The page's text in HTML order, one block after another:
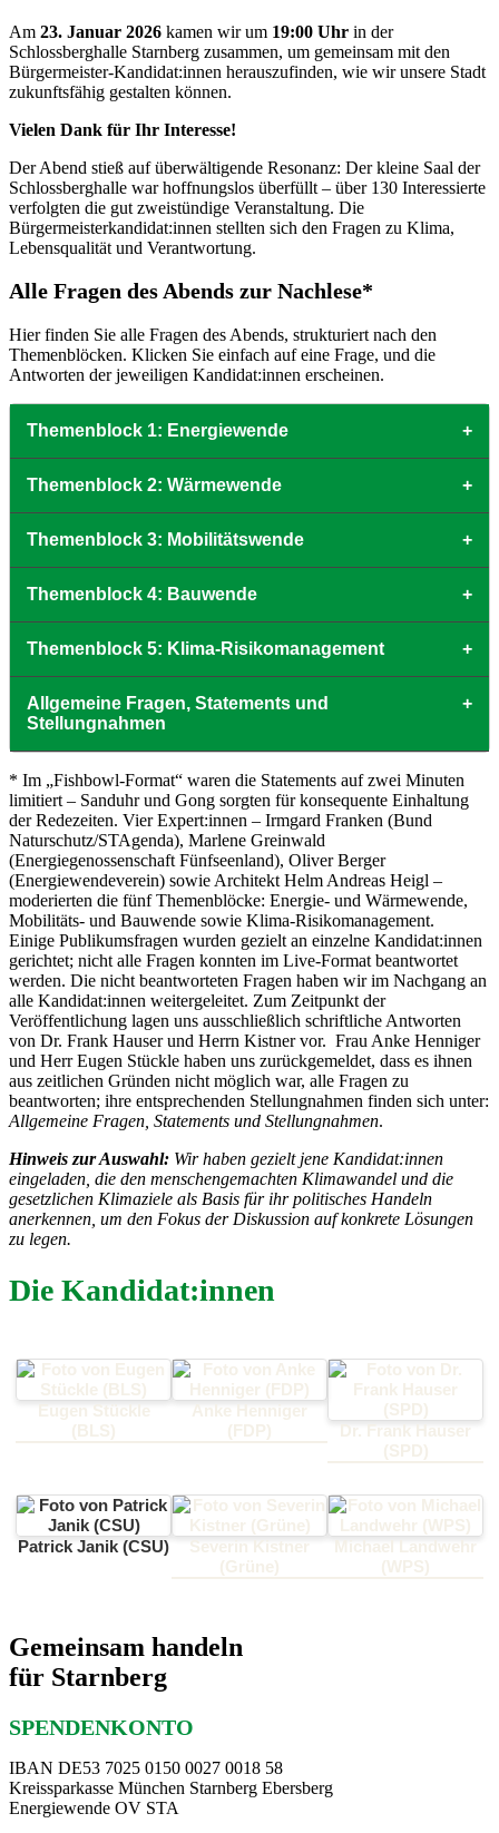
Am 23. Januar 2026 kamen wir um 19:00 Uhr in der
Schlossberghalle Starnberg zusammen, um gemeinsam mit den
Bürgermeister-Kandidat:innen herauszufinden, wie wir unsere Stadt
zukunftsfähig gestalten können.
Vielen Dank für Ihr Interesse!
Der Abend stieß auf überwältigende Resonanz: Der kleine Saal der
Schlossberghalle war hoffnungslos überfüllt – über 130 Interessierte
verfolgten die gut zweistündige Veranstaltung. Die
Bürgermeisterkandidat:innen stellten sich den Fragen zu Klima,
Lebensqualität und Verantwortung.
Alle Fragen des Abends zur Nachlese*
Hier finden Sie alle Fragen des Abends, strukturiert nach den
Themenblöcken. Klicken Sie einfach auf eine Frage, und die
Antworten der jeweiligen Kandidat:innen erscheinen.
Themenblock 1: Energiewende +
Themenblock 2: Wärmewende +
Themenblock 3: Mobilitätswende +
Themenblock 4: Bauwende +
Themenblock 5: Klima-Risikomanagement +
Allgemeine Fragen, Statements und
Stellungnahmen
+
* Im „Fishbowl-Format“ waren die Statements auf zwei Minuten
limitiert – Sanduhr und Gong sorgten für konsequente Einhaltung
der Redezeiten. Vier Expert:innen – Irmgard Franken (Bund
Naturschutz/STAgenda), Marlene Greinwald
(Energiegenossenschaft Fünfseenland), Oliver Berger
(Energiewendeverein) sowie Architekt Helm Andreas Heigl –
moderierten die fünf Themenblöcke: Energie- und Wärmewende,
Mobilitäts- und Bauwende sowie Klima-Risikomanagement.
Einige Publikumsfragen wurden gezielt an einzelne Kandidat:innen
gerichtet; nicht alle Fragen konnten im Live-Format beantwortet
werden. Die nicht beantworteten Fragen haben wir im Nachgang an
alle Kandidat:innen weitergeleitet. Zum Zeitpunkt der
Veröffentlichung lagen uns ausschließlich schriftliche Antworten
von Dr. Frank Hauser und Herrn Kistner vor. Frau Anke Henniger
und Herr Eugen Stückle haben uns zurückgemeldet, dass es ihnen
aus zeitlichen Gründen nicht möglich war, alle Fragen zu
beantworten; ihre entsprechenden Stellungnahmen finden sich unter:
Allgemeine Fragen, Statements und Stellungnahmen.
Hinweis zur Auswahl: Wir haben gezielt jene Kandidat:innen
eingeladen, die den menschengemachten Klimawandel und die
gesetzlichen Klimaziele als Basis für ihr politisches Handeln
anerkennen, um den Fokus der Diskussion auf konkrete Lösungen
zu legen.
Die Kandidat:innen
Eugen Stückle
(BLS)
Anke Henniger
(FDP)
Dr. Frank Hauser
(SPD)
Patrick Janik (CSU)
Severin Kistner
(Grüne)
Michael Landwehr
(WPS)
Gemeinsam handeln
für Starnberg
SPENDENKONTO
IBAN DE53 7025 0150 0027 0018 58
Kreissparkasse München Starnberg Ebersberg
Energiewende OV STA